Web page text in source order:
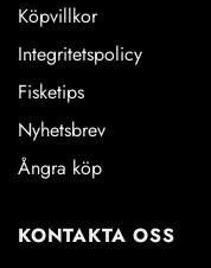
Köpvillkor
Integritetspolicy
Fisketips
Nyhetsbrev
Ångra köp
KONTAKTA OSS